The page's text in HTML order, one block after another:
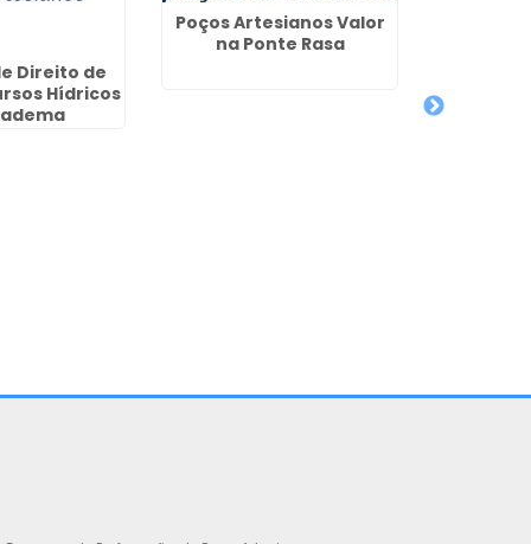
Direito de
Hídricos
Poços Artesianos Valor
na Ponte Rasa